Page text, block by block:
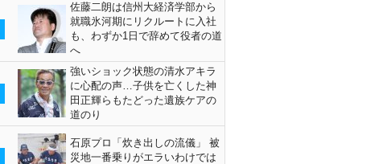
佐藤二朗は信州大経済学部から
就職氷河期にリクルートに入社
も、わずか1日で辞めて役者の道
へ
強いショック状態の清水アキラ
に心配の声…子供を亡くした神
田正輝らもたどった遺族ケアの
道のり
石原プロ「炊き出しの流儀」 被
災地一番乗りがエラいわけでは